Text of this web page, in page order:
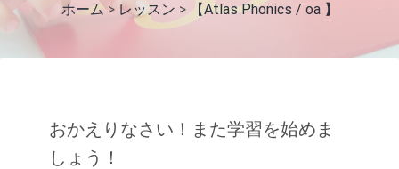
ホーム> レッスン > 【Atlas Phonics / oa 】
おかえりなさい！また学習を始めま
しょう！